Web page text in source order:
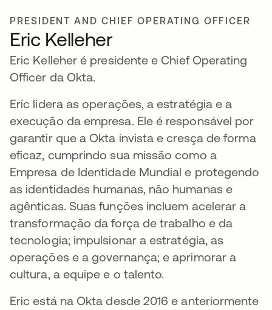
PRESIDENT AND CHIEF OPERATING OFFICER
Eric Kelleher
Eric Kelleher é presidente e Chief Operating
Officer da Okta.
Eric lidera as operações, a estratégia e a
execução da empresa. Ele é responsável por
garantir que a Okta invista e cresça de forma
eficaz, cumprindo sua missão como a
Empresa de Identidade Mundial e protegendo
as identidades humanas, não humanas e
agênticas. Suas funções incluem acelerar a
transformação da força de trabalho e da
tecnologia; impulsionar a estratégia, as
operações e a governança; e aprimorar a
cultura, a equipe e o talento.
Eric está na Okta desde 2016 e anteriormente